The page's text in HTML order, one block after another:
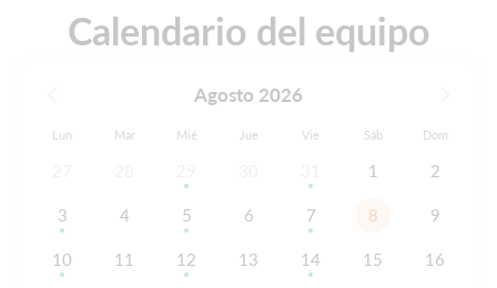
Calendario del equipo
Agosto 2026
Lun Mar Mié Jue Vie Sáb Dom
1 2
3 4 5 6 7 8 9
10 11 12 13 14 15 16